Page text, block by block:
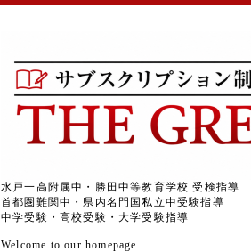
水戸一高附属中・勝田中等教育学校 受検指導
首都圏難関中・県内名門国私立中受験指導
中学受験・高校受験・大学受験指導
Welcome to our homepage